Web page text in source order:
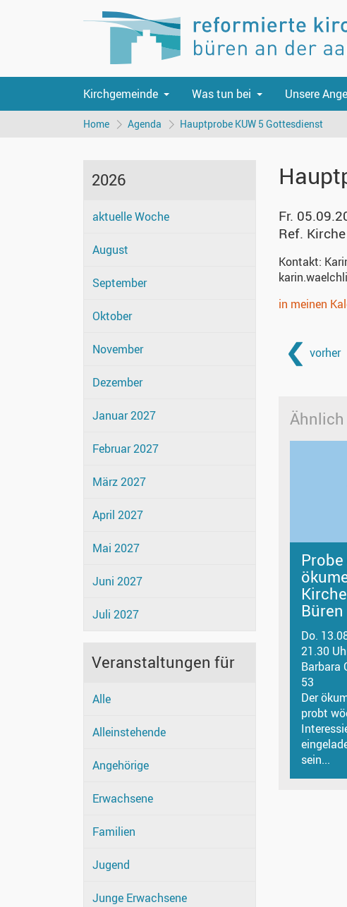
Kirchgemeinde Was tun bei Unsere
Home Agenda Hauptprobe KUW 5 Gottesdienst
2026
aktuelle Woche
August
September
Oktober
November
Dezember
Januar 2027
Februar 2027
März 2027
April 2027
Mai 2027
Juni 2027
Juli 2027
Veranstaltungen für
Alle
Alleinstehende
Angehörige
Erwachsene
Familien
Jugend
Junge Erwachsene
Fr.
Ref.
Kontakt:
in meinen
vorher
Ähnlich
Büren
Do.
21.30
Barbara
53
Der
probt
sein...